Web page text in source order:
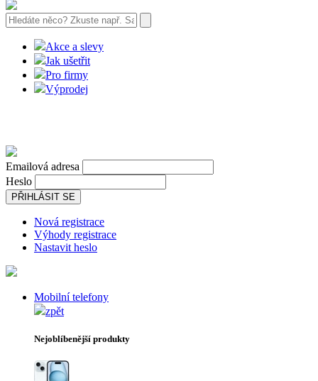
Akce a slevy
Jak ušetřit
Pro firmy
Výprodej
Emailová adresa
Heslo
PŘIHLÁSIT SE
Nová registrace
Výhody registrace
Nastavit heslo
Mobilní telefony
zpět
Nejoblíbenější produkty